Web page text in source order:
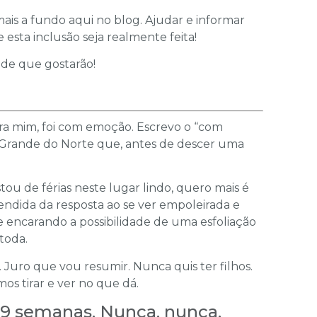
a fundo aqui no blog. Ajudar e informar
esta inclusão seja realmente feita!
que gostarão!
mim, foi com emoção. Escrevo o “com
do Norte que, antes de descer uma
de férias neste lugar lindo, quero mais é
da resposta ao se ver empoleirada e
a possibilidade de uma esfoliação
Juro que vou resumir. Nunca quis ter filhos.
tirar e ver no que dá.
semanas. Nunca, nunca,